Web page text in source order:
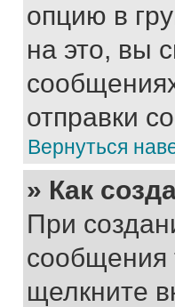
опцию в
на это, вы
отправки
Вернуться
» Как
При
сообщения
щелкните